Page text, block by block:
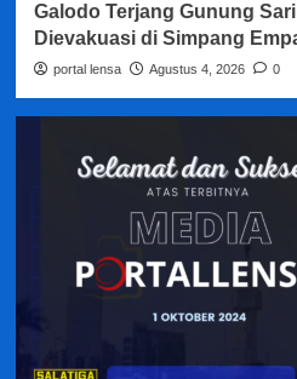
Galodo Terjang Gunung
Dievakuasi di Simpang
portal lensa Agustus 4, 2026 0